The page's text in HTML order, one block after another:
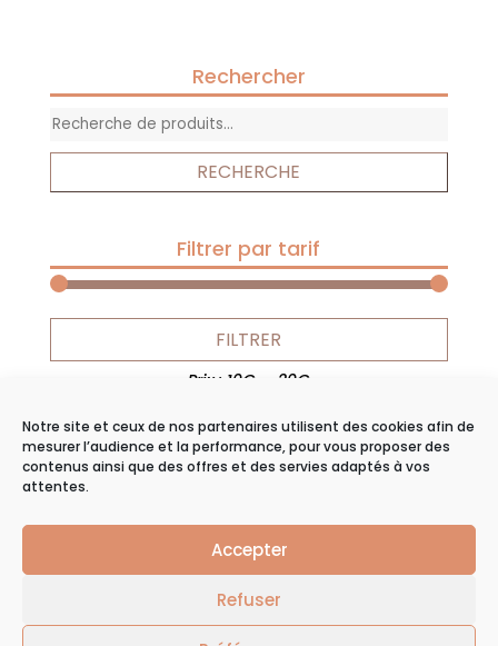
Notre site et ceux de nos partenaires utilisent des cookies afin de
mesurer l’audience et la performance, pour vous proposer des
contenus ainsi que des offres et des servies adaptés à vos
attentes.
Accepter
Refuser
Rechercher
Recherche
pour :
RECHERCHE
Filtrer par tarif
Prix
min
Prix
max
FILTRER
Prix : 10€— 20€
Panier
Votre panier est vide.
©2019Agence webGroupe Echo |Mentions